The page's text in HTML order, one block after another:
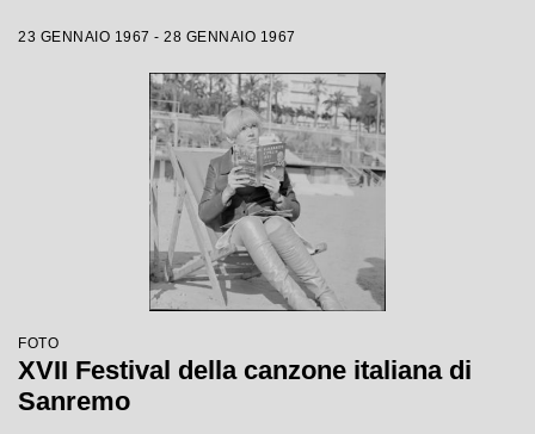
23 GENNAIO 1967 - 28 GENNAIO 1967
FOTO
XVII Festival della canzone italiana di
Sanremo